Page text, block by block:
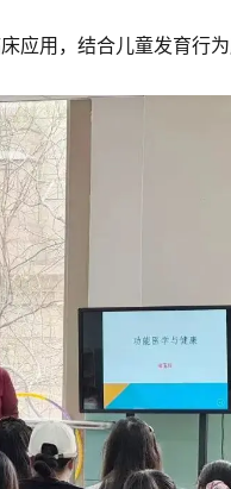
应用，结合儿童发育行